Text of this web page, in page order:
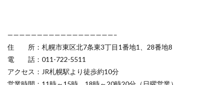
——————————————————–
住 所：札幌市東区北7条東3丁目1番地1、28番地8
電 話：011-722-5511
アクセス：JR札幌駅より徒歩約10分